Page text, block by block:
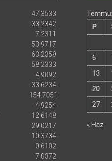
47.3533
33.2342
7.2311
53.9717
63.2359
58.2333
4.9092
33.6234
154.7051
4.9254
12.6148
29.0217
10.3734
0.6102
7.0372
P
6
13
20
27
« Haz